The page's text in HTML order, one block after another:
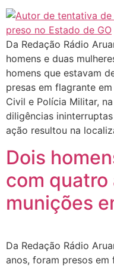
Da Redação Rádio
homens e duas
homens que estavam
presas em flagrante
Civil e Polícia Militar,
diligências
ação resultou na
Dois
com quatro
munições
Da Redação Rádio
anos, foram presos